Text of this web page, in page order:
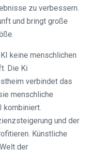
zu verbessern.
und bringt große
keine menschlichen
Die Ki
verbindet das
menschliche
kombiniert.
und der
Künstliche
der